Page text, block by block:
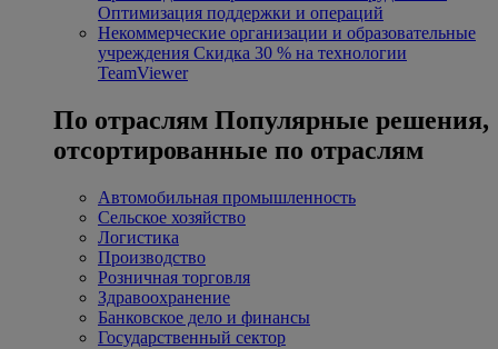
Оптимизация поддержки и операций
Некоммерческие организации и образовательные
учреждения Скидка 30 % на технологии
TeamViewer
По отраслям Популярные решения,
отсортированные по отраслям
Автомобильная промышленность
Сельское хозяйство
Логистика
Производство
Розничная торговля
Здравоохранение
Банковское дело и финансы
Государственный сектор